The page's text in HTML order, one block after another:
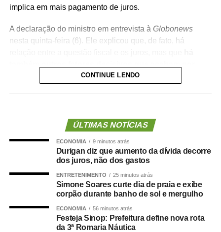
implica em mais pagamento de juros.
A declaração do ministro em entrevista à Globonews
nesta quinta-feira (6). Ele explicou que, de fato, há
influenciar as altas taxas cobradas no Brasil
não está gastando mais do que arrecada”.
“O que acontece é que estamos pagando dívidas
antigas com títulos novos. É, portanto, na gestão da
dívida que estamos aumentando a dívida. É na
rolagem da dívida, e não nos gastos”, complementou.
dados divulgados pelo Tesouro Nacional
mostram que a emissão forte de títulos vinculados à Taxa
Selic, os juros básicos da economia, fez a Dívida Pública
CONTINUE LENDO
ÚLTIMAS NOTÍCIAS
ECONOMIA 9 minutos atrás
Durigan diz que aumento da dívida decorre
dos juros, não dos gastos
ENTRETENIMENTO 25 minutos atrás
Simone Soares curte dia de praia e exibe
corpão durante banho de sol e mergulho
ECONOMIA 56 minutos atrás
Festeja Sinop: Prefeitura define nova rota
da 3ª Romaria Náutica